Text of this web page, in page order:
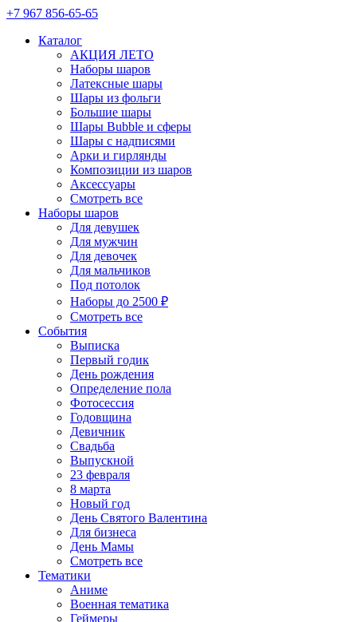
+7 967 856-65-65
Каталог
АКЦИЯ ЛЕТО
Наборы шаров
Латексные шары
Шары из фольги
Большие шары
Шары Bubble и сферы
Шары с надписями
Арки и гирлянды
Композиции из шаров
Аксессуары
Смотреть все
Наборы шаров
Для девушек
Для мужчин
Для девочек
Для мальчиков
Под потолок
Наборы до 2500 ₽
Смотреть все
События
Выписка
Первый годик
День рождения
Определение пола
Фотосессия
Годовщина
Девичник
Свадьба
Выпускной
23 февраля
8 марта
Новый год
День Святого Валентина
Для бизнеса
День Мамы
Смотреть все
Тематики
Аниме
Военная тематика
Геймеры